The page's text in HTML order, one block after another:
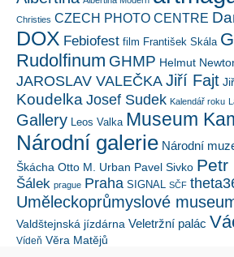
Christies CZECH PHOTO CENTRE
DOX Febiofest film František Skála
Rudolfinum GHMP Helmut
JAROSLAV VALEČKA Jiří Fajt
Koudelka Josef Sudek Kalendář roku
Gallery Leos Valka Museum
Národní galerie Národní
Škácha Otto M. Urban Pavel Sivko Petr
Šálek prague Praha SIGNAL SČF
Uměleckoprůmyslové
Valdštejnská jízdárna Veletržní palác
Vídeň Věra Matějů